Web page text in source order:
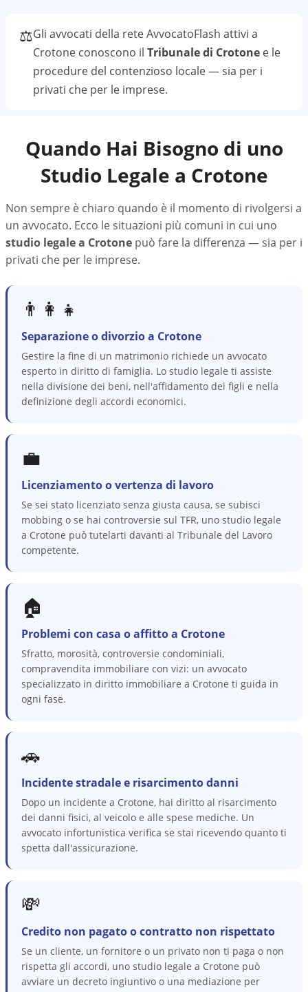
⚖️Gli avvocati della rete AvvocatoFlash attivi a
Crotone conoscono il Tribunale di Crotone e le
procedure del contenzioso locale — sia per i
privati che per le imprese.
Quando Hai Bisogno di uno
Studio Legale a Crotone
Non sempre è chiaro quando è il momento di rivolgersi a
un avvocato. Ecco le situazioni più comuni in cui uno
studio legale a Crotone può fare la differenza — sia per i
privati che per le imprese.
👨‍👩‍👧
Separazione o divorzio a Crotone
Gestire la fine di un matrimonio richiede un avvocato
esperto in diritto di famiglia. Lo studio legale ti assiste
nella divisione dei beni, nell'affidamento dei figli e nella
definizione degli accordi economici.
💼
Licenziamento o vertenza di lavoro
Se sei stato licenziato senza giusta causa, se subisci
mobbing o se hai controversie sul TFR, uno studio legale
a Crotone può tutelarti davanti al Tribunale del Lavoro
competente.
🏠
Problemi con casa o affitto a Crotone
Sfratto, morosità, controversie condominiali,
compravendita immobiliare con vizi: un avvocato
specializzato in diritto immobiliare a Crotone ti guida in
ogni fase.
🚗
Incidente stradale e risarcimento danni
Dopo un incidente a Crotone, hai diritto al risarcimento
dei danni fisici, al veicolo e alle spese mediche. Un
avvocato infortunistica verifica se stai ricevendo quanto ti
spetta dall'assicurazione.
💸
Credito non pagato o contratto non rispettato
Se un cliente, un fornitore o un privato non ti paga o non
rispetta gli accordi, uno studio legale a Crotone può
avviare un decreto ingiuntivo o una mediazione per